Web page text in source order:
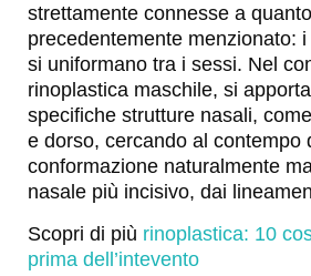
strettamente connesse a quanto
precedentemente menzionato:
si uniformano tra i sessi. Nel
rinoplastica maschile, si
specifiche strutture nasali,
e dorso, cercando al contempo
conformazione naturalmente
nasale più incisivo, dai
Scopri di più rinoplastica: 10
prima dell’intevento